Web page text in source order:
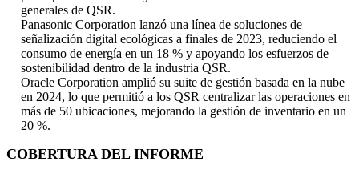
generales de QSR.
Panasonic Corporation lanzó una línea de soluciones de
señalización digital ecológicas a finales de 2023, reduciendo el
consumo de energía en un 18 % y apoyando los esfuerzos de
sostenibilidad dentro de la industria QSR.
Oracle Corporation amplió su suite de gestión basada en la nube
en 2024, lo que permitió a los QSR centralizar las operaciones en
más de 50 ubicaciones, mejorando la gestión de inventario en un
20 %.
COBERTURA DEL INFORME